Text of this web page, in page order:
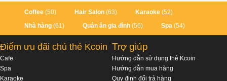
Coffee (50) Hair Salon (63) Karaoke (52)
Nhà hàng (61) Quán ăn gia đình (56) Spa (54)
Điểm ưu đãi chủ thẻ Kcoin
Cafe
Spa
Karaoke
Trợ giúp
Hướng dẫn sử dụng thẻ Kcoin
Hướng dẫn mua hàng
Quy định đổi trả hàng